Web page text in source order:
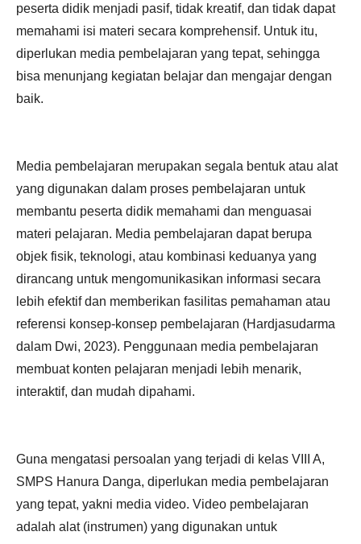
peserta didik menjadi pasif, tidak kreatif, dan tidak dapat
memahami isi materi secara komprehensif. Untuk itu,
diperlukan media pembelajaran yang tepat, sehingga
bisa menunjang kegiatan belajar dan mengajar dengan
baik.
Media pembelajaran merupakan segala bentuk atau alat
yang digunakan dalam proses pembelajaran untuk
membantu peserta didik memahami dan menguasai
materi pelajaran. Media pembelajaran dapat berupa
objek fisik, teknologi, atau kombinasi keduanya yang
dirancang untuk mengomunikasikan informasi secara
lebih efektif dan memberikan fasilitas pemahaman atau
referensi konsep-konsep pembelajaran (Hardjasudarma
dalam Dwi, 2023). Penggunaan media pembelajaran
membuat konten pelajaran menjadi lebih menarik,
interaktif, dan mudah dipahami.
Guna mengatasi persoalan yang terjadi di kelas VIII A,
SMPS Hanura Danga, diperlukan media pembelajaran
yang tepat, yakni media video. Video pembelajaran
adalah alat (instrumen) yang digunakan untuk